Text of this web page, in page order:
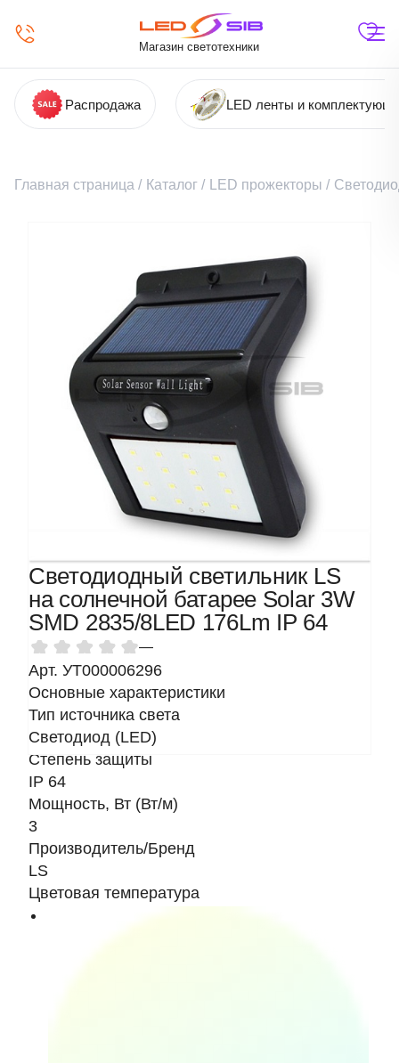
Магазин светотехники
Распродажа LED ленты и
Главная страница / Каталог / LED прожекторы /
Светодиодный светильник LS
на солнечной батарее Solar 3W
SMD 2835/8LED 176Lm IP 64
—
Арт. УТ000006296
Основные характеристики
Тип источника света
Светодиод (LED)
Степень защиты
IP 64
Мощность, Вт (Вт/м)
3
Производитель/Бренд
LS
Цветовая температура